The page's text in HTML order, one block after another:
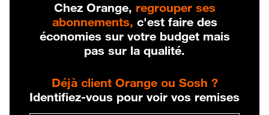
Chez Orange, regrouper ses
abonnements, c'est faire des
économies sur votre budget mais
pas sur la qualité.
Déjà client Orange ou Sosh ?
Identifiez-vous pour voir vos remises